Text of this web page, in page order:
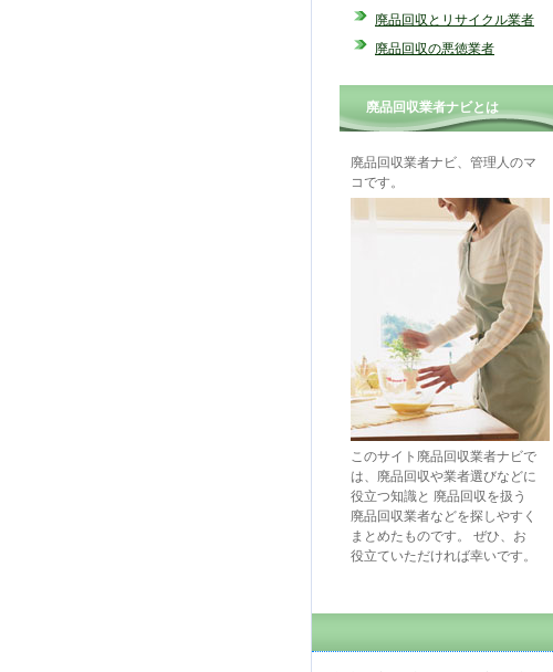
廃品回収とリサイクル業者
廃品回収の悪徳業者
廃品回収業者ナビとは
廃品回収業者ナビ、管理人のマ
コです。
このサイト廃品回収業者ナビで
は、廃品回収や業者選びなどに
役立つ知識と 廃品回収を扱う
廃品回収業者などを探しやすく
まとめたものです。 ぜひ、お
役立ていただければ幸いです。